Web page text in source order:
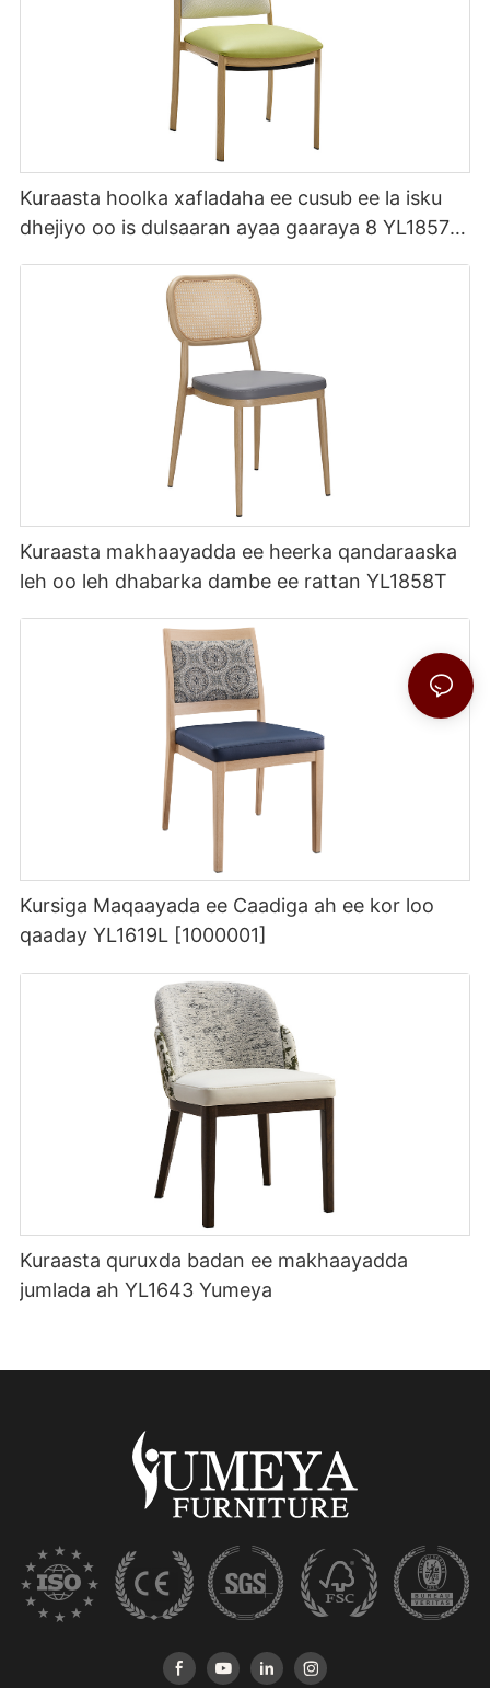
Kuraasta hoolka xafladaha ee cusub ee la isku
dhejiyo oo is dulsaaran ayaa gaaraya 8 YL1857
Kuraasta makhaayadda ee heerka qandaraaska
leh oo leh dhabarka dambe ee rattan YL1858T
Kursiga Maqaayada ee Caadiga ah ee kor loo
qaaday YL1619L [1000001]
Kuraasta quruxda badan ee makhaayadda
jumlada ah YL1643 Yumeya